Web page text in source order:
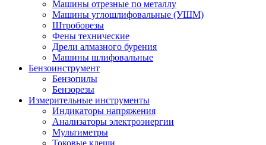
Машины отрезные по металлу
Машины углошлифовальные (УШМ)
Штроборезы
Фены технические
Дрели алмазного бурения
Машины шлифовальные
Бензоинструмент
Бензопилы
Бензорезы
Измерительные инструменты
Индикаторы напряжения
Анализаторы электроэнергии
Мультиметры
Токовые клещи